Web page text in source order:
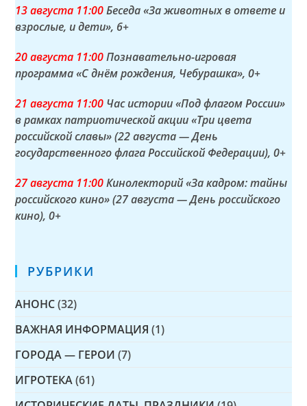
13 августа 11:00Беседа «За животных в ответе и
взрослые, и дети», 6+
20 августа 11:00Познавательно-игровая
программа «С днём рождения, Чебурашка», 0+
21 августа 11:00 Час истории «Под флагом России»
в рамках патриотической акции «Три цвета
российской славы» (22 августа — День
государственного флага Российской Федерации), 0+
27 августа 11:00Кинолекторий «За кадром: тайны
российского кино» (27 августа — День российского
кино), 0+
РУБРИКИ
АНОНС (32)
ВАЖНАЯ ИНФОРМАЦИЯ (1)
ГОРОДА — ГЕРОИ (7)
ИГРОТЕКА (61)